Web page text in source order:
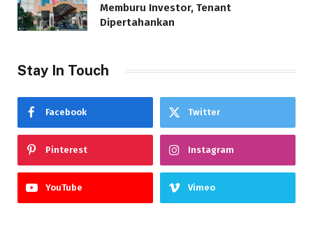
Memburu Investor, Tenant
Dipertahankan
Stay In Touch
Facebook Twitter
Pinterest Instagram
YouTube Vimeo